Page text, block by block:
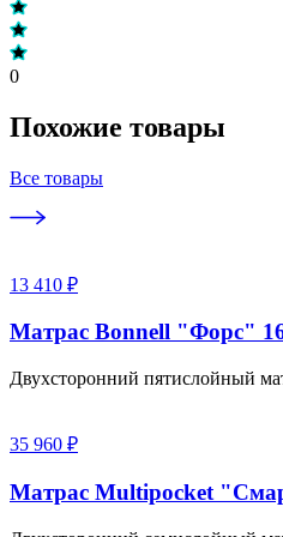
0
Похожие товары
Все товары
13 410 ₽
Матрас Bonnell "Форс"
Двухсторонний пятислойный
35 960 ₽
Матрас Multipocket